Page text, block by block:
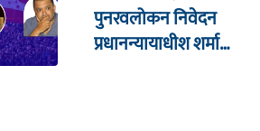
पुनरवलोकन निवेदन
प्रधानन्यायाधीश शर्मा